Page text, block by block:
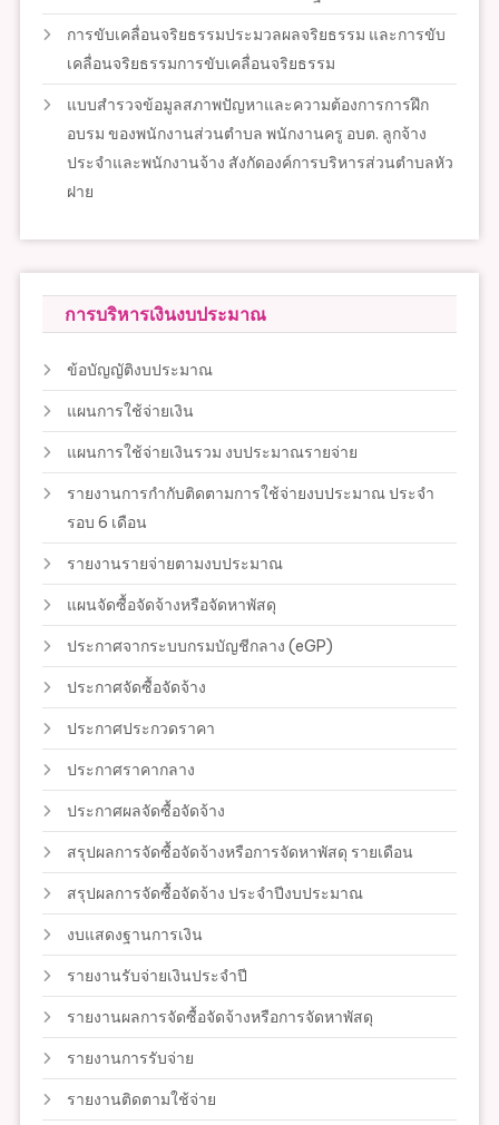
การขับเคลื่อนจริยธรรมประมวลผลจริยธรรม และการขับ
เคลื่อนจริยธรรมการขับเคลื่อนจริยธรรม
แบบสำรวจข้อมูลสภาพปัญหาและความต้องการการฝึก
อบรม ของพนักงานส่วนตำบล พนักงานครู อบต. ลูกจ้าง
ประจำและพนักงานจ้าง สังกัดองค์การบริหารส่วนตำบลหัว
ฝาย
การบริหารเงินงบประมาณ
ข้อบัญญัติงบประมาณ
แผนการใช้จ่ายเงิน
แผนการใช้จ่ายเงินรวม งบประมาณรายจ่าย
รายงานการกำกับติดตามการใช้จ่ายงบประมาณ ประจำ
รอบ 6 เดือน
รายงานรายจ่ายตามงบประมาณ
แผนจัดซื้อจัดจ้างหรือจัดหาพัสดุ
ประกาศจากระบบกรมบัญชีกลาง (eGP)
ประกาศจัดซื้อจัดจ้าง
ประกาศประกวดราคา
ประกาศราคากลาง
ประกาศผลจัดซื้อจัดจ้าง
สรุปผลการจัดซื้อจัดจ้างหรือการจัดหาพัสดุ รายเดือน
สรุปผลการจัดซื้อจัดจ้าง ประจำปีงบประมาณ
งบแสดงฐานการเงิน
รายงานรับจ่ายเงินประจำปี
รายงานผลการจัดซื้อจัดจ้างหรือการจัดหาพัสดุ
รายงานการรับจ่าย
รายงานติดตามใช้จ่าย